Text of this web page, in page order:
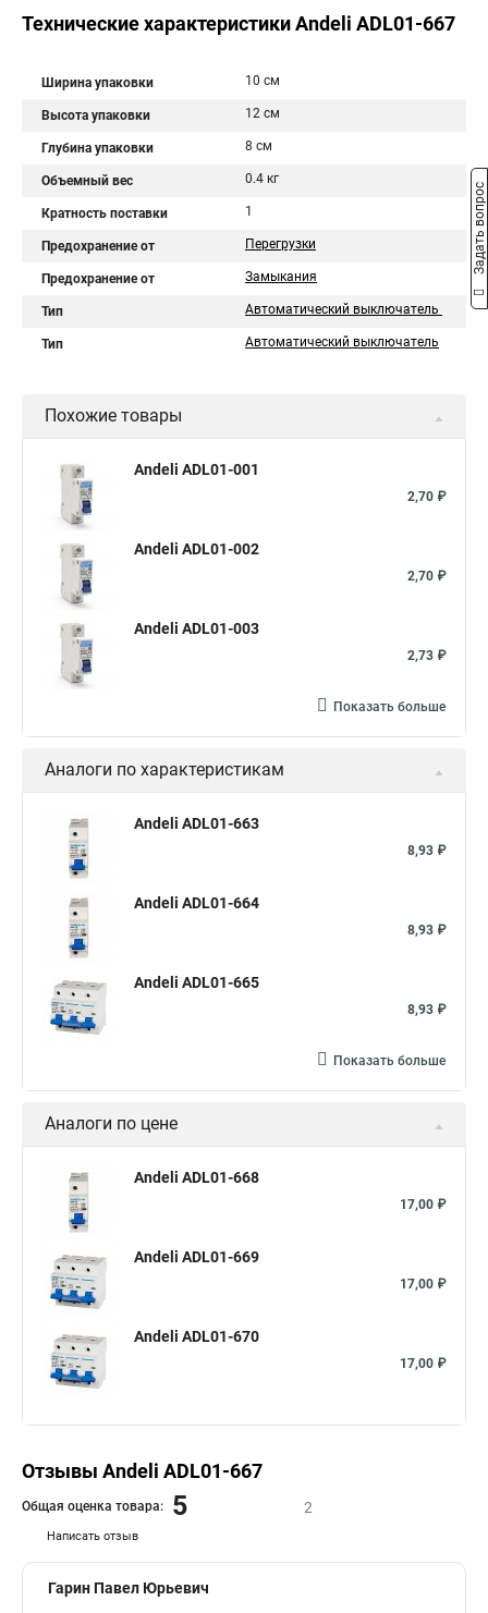
Технические характеристики Andeli ADL01-667
Ширина упаковки 10 см
Высота упаковки 12 см
Глубина упаковки 8 см
Объемный вес 0.4 кг
Кратность поставки 1
Предохранение от Перегрузки
Предохранение от Замыкания
Тип Автоматический выключатель
Тип Автоматический выключатель
Похожие товары
Andeli ADL01-001
2,70 ₽
Andeli ADL01-002
2,70 ₽
Andeli ADL01-003
2,73 ₽
Показать больше
Аналоги по характеристикам
Andeli ADL01-663
8,93 ₽
Andeli ADL01-664
8,93 ₽
Andeli ADL01-665
8,93 ₽
Показать больше
Аналоги по цене
Andeli ADL01-668
17,00 ₽
Andeli ADL01-669
17,00 ₽
Andeli ADL01-670
17,00 ₽
Отзывы Andeli ADL01-667
Написать отзыв
Общая оценка товара: 5 2
Гарин Павел Юрьевич
Задать вопрос